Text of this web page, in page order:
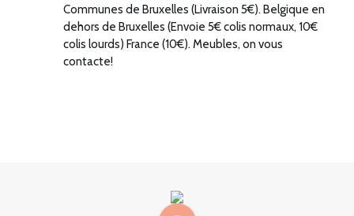
Communes de Bruxelles (Livraison 5€). Belgique en
dehors de Bruxelles (Envoie 5€ colis normaux, 10€
colis lourds) France (10€). Meubles, on vous
contacte!